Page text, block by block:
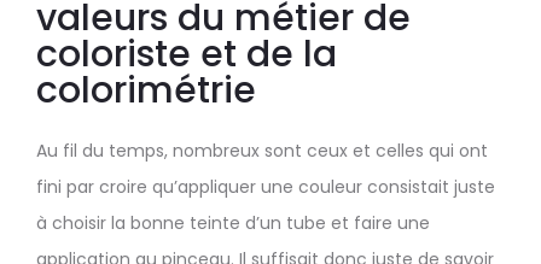
valeurs du métier de
coloriste et de la
colorimétrie
Au fil du temps, nombreux sont ceux et celles qui ont
fini par croire qu’appliquer une couleur consistait juste
à choisir la bonne teinte d’un tube et faire une
application au pinceau. Il suffisait donc juste de savoir